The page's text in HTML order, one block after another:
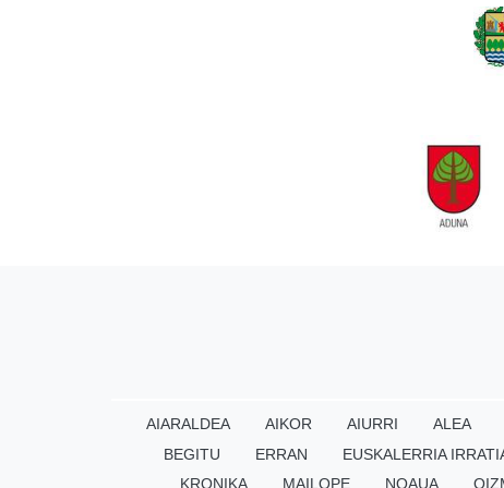
AIARALDEA AIKOR AIURRI ALEA
BEGITU
ERRAN EUSKALERRIA
KRONIKA
MAILOPE NOAUA